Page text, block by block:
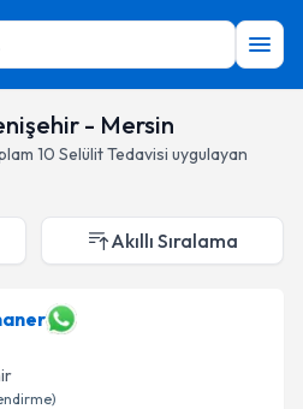
- Mersin
10 Selülit Tedavisi uygulayan
Akıllı Sıralama